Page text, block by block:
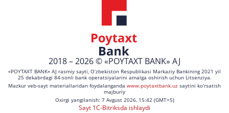
2018 – 2026 © «POYTAXT BANK» AJ
«POYTAXT BANK» AJ rasmiy sayti, O‘zbekiston Respublikasi Markaziy Bankining 2021 yil
25 dekabrdagi 84-sonli bank operatsiyalarini amalga oshirish uchun Litsenziya.
Mazkur veb-sayt materiallaridan foydalanganda www.poytaxtbank.uz saytini ko‘rsatish
majburiy
Oxirgi yangilanish: 7 Avgust 2026, 15:42 (GMT+5)
Sayt 1C-Bitriksda ishlaydi